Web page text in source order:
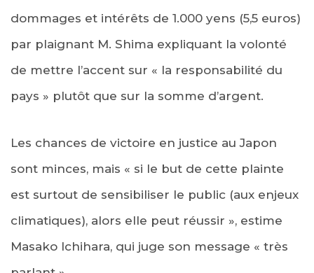
dommages et intérêts de 1.000 yens (5,5 euros)
par plaignant M. Shima expliquant la volonté
de mettre l’accent sur « la responsabilité du
pays » plutôt que sur la somme d’argent.
Les chances de victoire en justice au Japon
sont minces, mais « si le but de cette plainte
est surtout de sensibiliser le public (aux enjeux
climatiques), alors elle peut réussir », estime
Masako Ichihara, qui juge son message « très